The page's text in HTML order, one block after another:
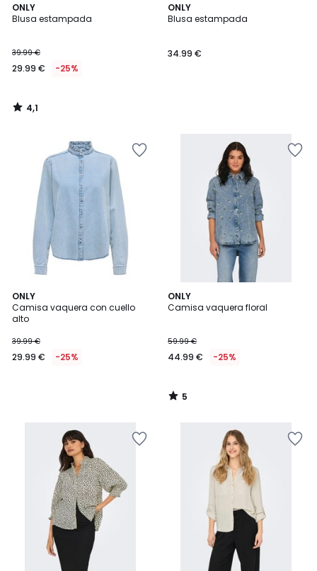
ONLY
Blusa estampada
39.99 €
29.99 € -25%
4,1
/ 5
4,1
/
ONLY
Blusa estampada
34.99 €
ONLY
Camisa vaquera con cuello
alto
39.99 €
29.99 € -25%
ONLY
Camisa vaquera floral
59.99 €
44.99 € -25%
5
/
5
/